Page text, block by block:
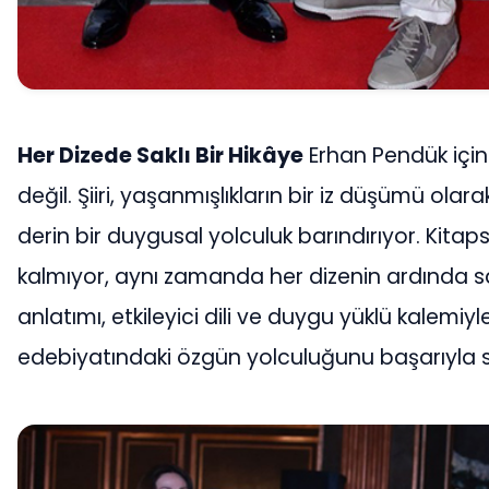
Her Dizede Saklı Bir Hikâye Erhan Pendük
değil. Şiiri, yaşanmışlıkların bir iz düşümü
derin bir duygusal yolculuk barındırıyor.
kalmıyor, aynı zamanda her dizenin ardında
anlatımı, etkileyici dili ve duygu yüklü
edebiyatındaki özgün yolculuğunu